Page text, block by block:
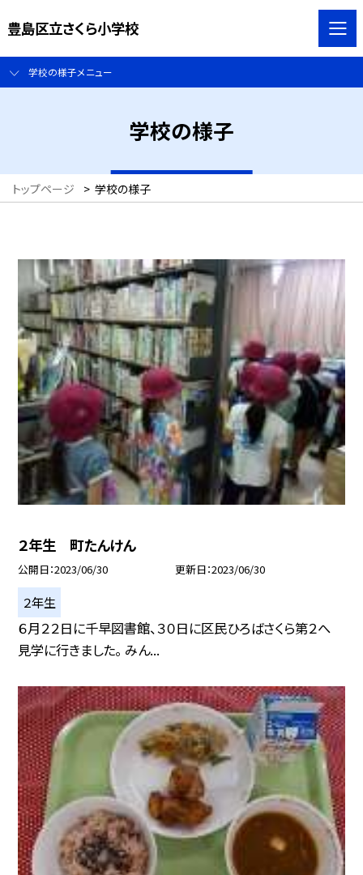
豊島区立さくら小学校
学校の様子メニュー
学校の様子
トップページ > 学校の様子
２年生 町たんけん
公開日 2023/06/30 更新日 2023/06/30
２年生
６月２２日に千早図書館、３０日に区民ひろばさくら第２へ
見学に行きました。 みん...